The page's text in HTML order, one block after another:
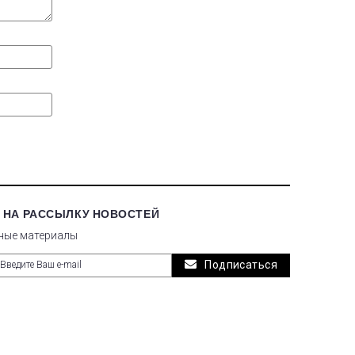
НА РАССЫЛКУ НОВОСТЕЙ
материалы
Подписаться